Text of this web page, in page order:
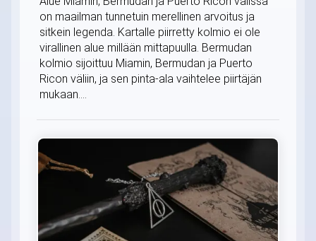
on maailman tunnetuin merellinen arvoitus ja
sitkein legenda. Kartalle piirretty kolmio ei ole
virallinen alue millään mittapuulla. Bermudan
kolmio sijoittuu Miamin, Bermudan ja Puerto
Ricon väliin, ja sen pinta-ala vaihtelee piirtäjän
mukaan....